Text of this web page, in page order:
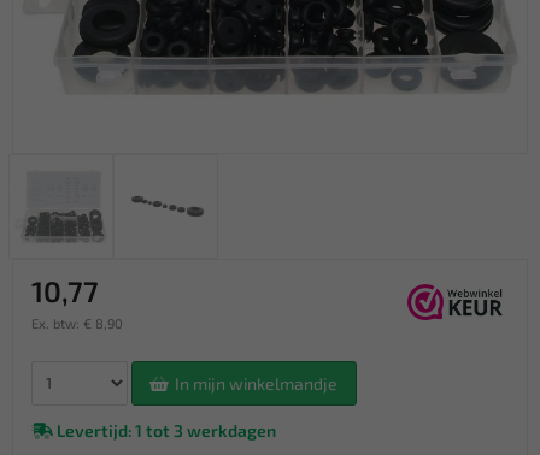
10,77
Ex. btw: € 8,90
In mijn winkelmandje
Levertijd: 1 tot 3 werkdagen